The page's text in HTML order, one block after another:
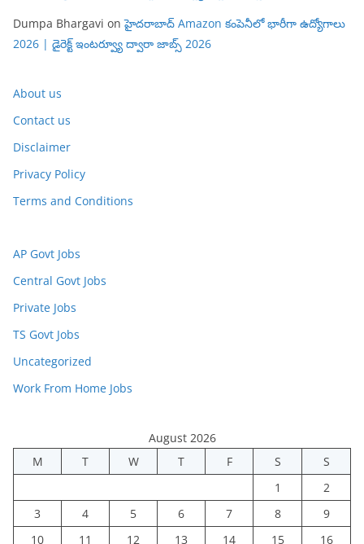
Dumpa Bhargavi onహైదరాబాద్ Amazon కంపెనీలో భారీగా ఉద్యోగాలు
2026 | డైరెక్ట్ ఇంటర్వ్యూ ద్వారా జాబ్స్ 2026
About us
Contact us
Disclaimer
Privacy Policy
Terms and Conditions
AP Govt Jobs
Central Govt Jobs
Private Jobs
TS Govt Jobs
Uncategorized
Work From Home Jobs
August 2026
M
T W T F S
S
1
2
3
4 5 6 7 8
9
10
11 12 13 14 15 16